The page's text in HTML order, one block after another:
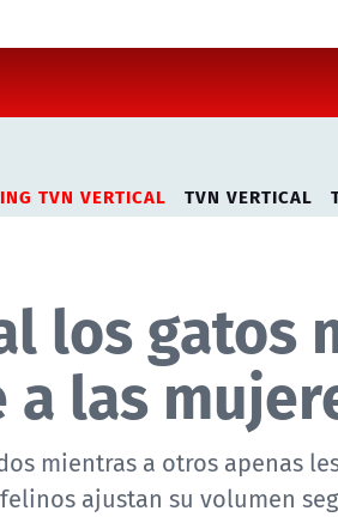
TVN VERTICAL TVN VERTICAL
los gatos
las
mientras a otros apenas
ajustan su volumen